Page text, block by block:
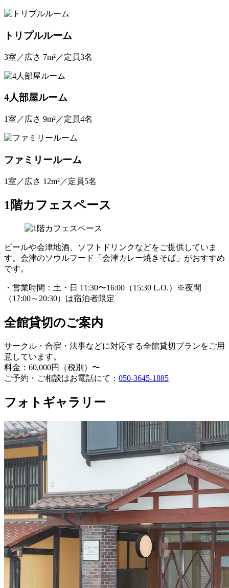
トリプルルーム
3室／広さ 7m²／定員3名
4人部屋ルーム
1室／広さ 9m²／定員4名
ファミリールーム
1室／広さ 12m²／定員5名
1階カフェスペース
ビールや会津地酒、ソフトドリンクなどをご提供していま
す。会津のソウルフード「会津カレー焼きそば」がおすすめ
です。
・営業時間：土・日 11:30〜16:00（15:30 L.O.）※夜間
（17:00～20:30）は宿泊者限定
全館貸切のご案内
サークル・合宿・法事などに対応する全館貸切プランをご用
意しています。
料金：60,000円（税別）〜
ご予約・ご相談はお電話にて： 050-3645-1885
フォトギャラリー